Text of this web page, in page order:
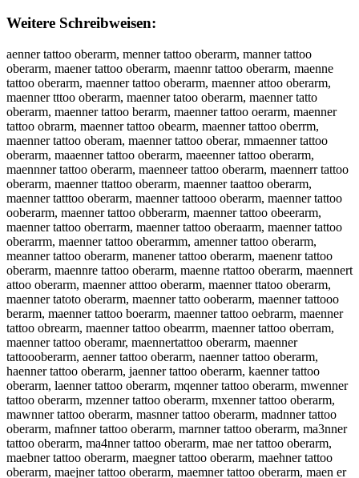
Weitere Schreibweisen:
aenner tattoo oberarm, menner tattoo oberarm, manner tattoo
oberarm, maener tattoo oberarm, maennr tattoo oberarm, maenne
tattoo oberarm, maenner tattoo oberarm, maenner attoo oberarm,
maenner tttoo oberarm, maenner tatoo oberarm, maenner tatto
oberarm, maenner tattoo berarm, maenner tattoo oerarm, maenner
tattoo obrarm, maenner tattoo obearm, maenner tattoo oberrm,
maenner tattoo oberam, maenner tattoo oberar, mmaenner tattoo
oberarm, maaenner tattoo oberarm, maeenner tattoo oberarm,
maennner tattoo oberarm, maenneer tattoo oberarm, maennerr tattoo
oberarm, maenner ttattoo oberarm, maenner taattoo oberarm,
maenner tatttoo oberarm, maenner tattooo oberarm, maenner tattoo
ooberarm, maenner tattoo obberarm, maenner tattoo obeerarm,
maenner tattoo oberrarm, maenner tattoo oberaarm, maenner tattoo
oberarrm, maenner tattoo oberarmm, amenner tattoo oberarm,
meanner tattoo oberarm, manener tattoo oberarm, maenenr tattoo
oberarm, maennre tattoo oberarm, maenne rtattoo oberarm, maennert
attoo oberarm, maenner atttoo oberarm, maenner ttatoo oberarm,
maenner tatoto oberarm, maenner tatto ooberarm, maenner tattooo
berarm, maenner tattoo boerarm, maenner tattoo oebrarm, maenner
tattoo obrearm, maenner tattoo obearrm, maenner tattoo oberram,
maenner tattoo oberamr, maennertattoo oberarm, maenner
tattoooberarm, aenner tattoo oberarm, naenner tattoo oberarm,
haenner tattoo oberarm, jaenner tattoo oberarm, kaenner tattoo
oberarm, laenner tattoo oberarm, mqenner tattoo oberarm, mwenner
tattoo oberarm, mzenner tattoo oberarm, mxenner tattoo oberarm,
mawnner tattoo oberarm, masnner tattoo oberarm, madnner tattoo
oberarm, mafnner tattoo oberarm, marnner tattoo oberarm, ma3nner
tattoo oberarm, ma4nner tattoo oberarm, mae ner tattoo oberarm,
maebner tattoo oberarm, maegner tattoo oberarm, maehner tattoo
oberarm, maejner tattoo oberarm, maemner tattoo oberarm, maen er